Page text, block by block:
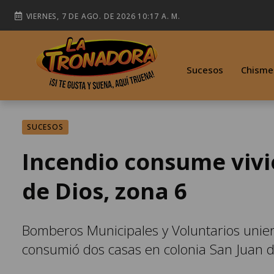
VIERNES, 7 DE AGO. DE 2026 10:17 A. M.
Sucesos
SUCESOS
Incendio consume
de Dios, zona 6
Bomberos Municipales y Voluntarios
consumió dos casas en colonia San Juan